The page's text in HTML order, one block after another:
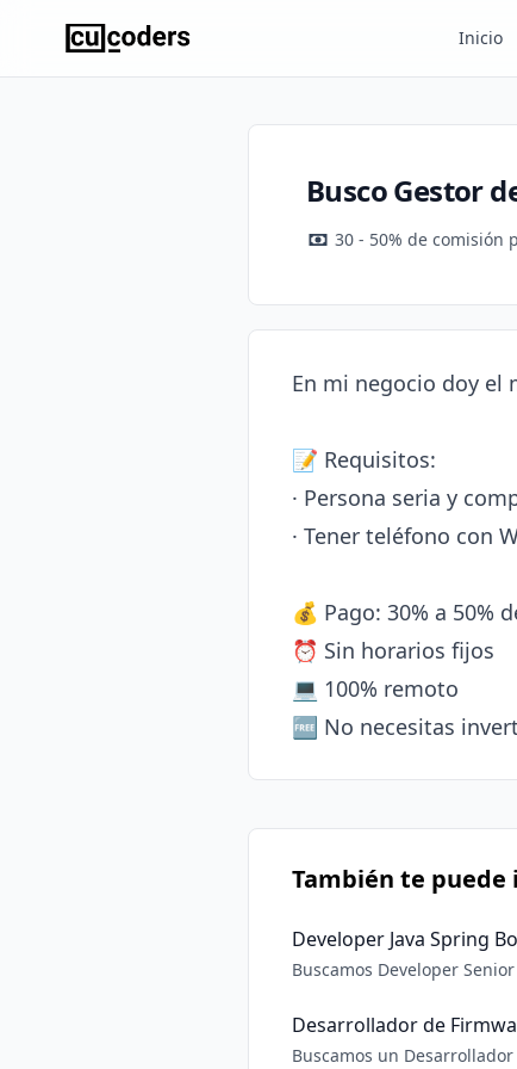
Inicio
Busco Gestor
30 - 50% de comisión
En mi negocio doy el
📝 Requisitos:
· Persona seria y
· Tener teléfono con
💰 Pago: 30% a 50%
⏰ Sin horarios fijos
💻 100% remoto
También te
Developer Java Spring
Buscamos Developer Senior Java +
decisiones técnicas crít
Desarrollador de
Buscamos un